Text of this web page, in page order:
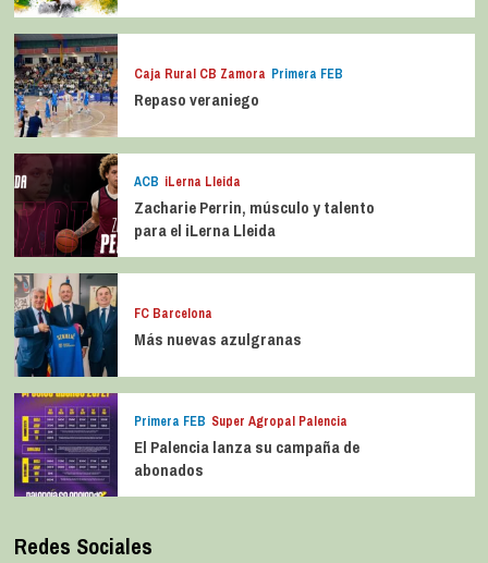
Caja Rural CB Zamora Primera FEB
Repaso veraniego
ACB iLerna Lleida
Zacharie Perrin, músculo y talento
para el iLerna Lleida
FC Barcelona
Más nuevas azulgranas
Primera FEB Super Agropal Palencia
El Palencia lanza su campaña de
abonados
Redes Sociales